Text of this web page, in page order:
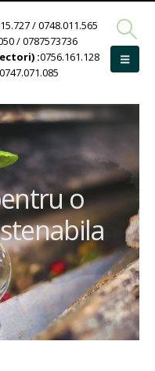
/ 0748.011.565
/ 0787573736
:0756.161.128
o